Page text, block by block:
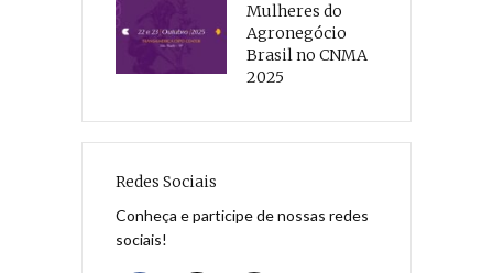
Mulheres do
Agronegócio
Brasil no CNMA
2025
Redes Sociais
Conheça e participe de nossas redes
sociais!